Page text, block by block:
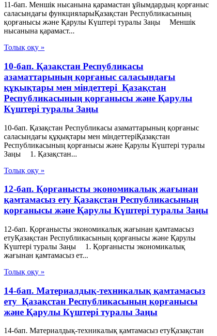
11-бап. Меншiк нысанына қарамастан ұйымдардың қорғаныс
саласындағы функцияларыҚазақстан Республикасының
қорғанысы және Қарулы Күштері туралы Заңы Меншiк
нысанына қарамаст...
Толық оқу »
10-бап. Қазақстан Республикасы
азаматтарының қорғаныс саласындағы
құқықтары мен міндеттері Қазақстан
Республикасының қорғанысы және Қарулы
Күштері туралы Заңы
10-бап. Қазақстан Республикасы азаматтарының қорғаныс
саласындағы құқықтары мен міндеттеріҚазақстан
Республикасының қорғанысы және Қарулы Күштері туралы
Заңы 1. Қазақстан...
Толық оқу »
12-бап. Қорғанысты экономикалық жағынан
қамтамасыз ету Қазақстан Республикасының
қорғанысы және Қарулы Күштері туралы Заңы
12-бап. Қорғанысты экономикалық жағынан қамтамасыз
етуҚазақстан Республикасының қорғанысы және Қарулы
Күштері туралы Заңы 1. Қорғанысты экономикалық
жағынан қамтамасыз ет...
Толық оқу »
14-бап. Материалдық-техникалық қамтамасыз
ету Қазақстан Республикасының қорғанысы
және Қарулы Күштері туралы Заңы
14-бап. Материалдық-техникалық қамтамасыз етуҚазақстан